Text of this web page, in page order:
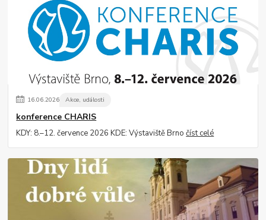
16.06.2026 Akce, události
konference CHARIS
KDY: 8.–12. července 2026 KDE: Výstaviště Brnočíst celé